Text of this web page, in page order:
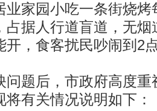
家园小吃一条街烧烤
占据人行道盲道，无烟
开，食客扰民吵闹到2
题后，市政府高度重
有关情况说明如下：